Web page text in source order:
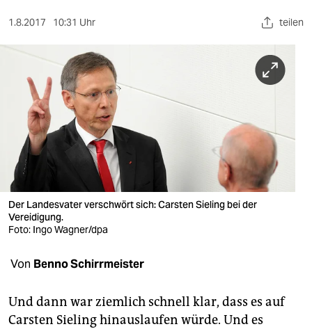
kultur
sport
berlin
nord
wahrheit
verlag
verlag
veranstaltungen
unterstützen
1.8.2017 10:31 Uhr teilen
Der Landesvater verschwört sich: Carsten Sieling bei der
Vereidigung.
Foto: Ingo Wagner/dpa
Von Benno Schirrmeister
Und dann war ziemlich schnell klar, dass es auf
Carsten Sieling hinauslaufen würde. Und es